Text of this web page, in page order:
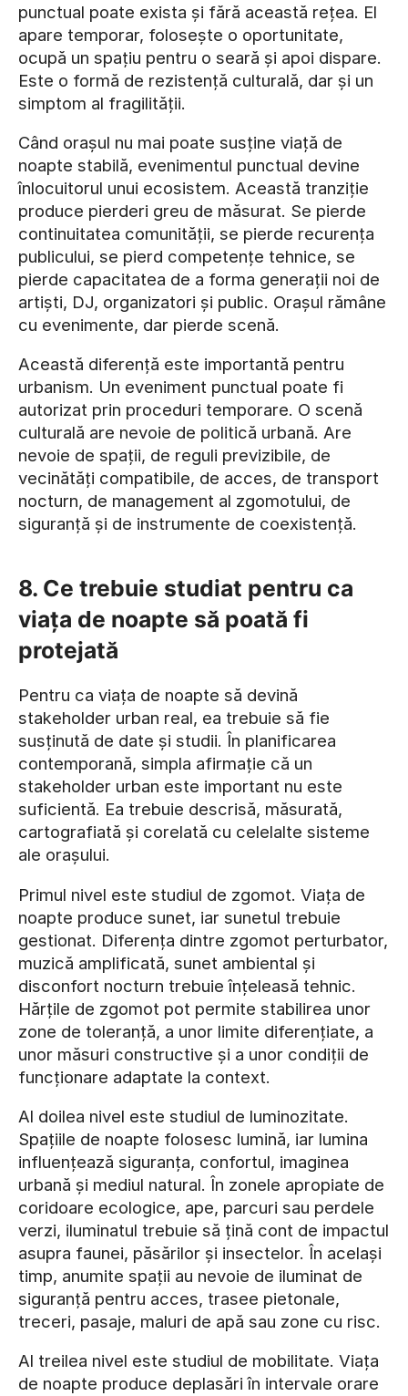
punctual poate exista și fără această rețea. El
apare temporar, folosește o oportunitate,
ocupă un spațiu pentru o seară și apoi dispare.
Este o formă de rezistență culturală, dar și un
simptom al fragilității.
Când orașul nu mai poate susține viață de
noapte stabilă, evenimentul punctual devine
înlocuitorul unui ecosistem. Această tranziție
produce pierderi greu de măsurat. Se pierde
continuitatea comunității, se pierde recurența
publicului, se pierd competențe tehnice, se
pierde capacitatea de a forma generații noi de
artiști, DJ, organizatori și public. Orașul rămâne
cu evenimente, dar pierde scenă.
Această diferență este importantă pentru
urbanism. Un eveniment punctual poate fi
autorizat prin proceduri temporare. O scenă
culturală are nevoie de politică urbană. Are
nevoie de spații, de reguli previzibile, de
vecinătăți compatibile, de acces, de transport
nocturn, de management al zgomotului, de
siguranță și de instrumente de coexistență.
8. Ce trebuie studiat pentru ca
viața de noapte să poată fi
protejată
Pentru ca viața de noapte să devină
stakeholder urban real, ea trebuie să fie
susținută de date și studii. În planificarea
contemporană, simpla afirmație că un
stakeholder urban este important nu este
suficientă. Ea trebuie descrisă, măsurată,
cartografiată și corelată cu celelalte sisteme
ale orașului.
Primul nivel este studiul de zgomot. Viața de
noapte produce sunet, iar sunetul trebuie
gestionat. Diferența dintre zgomot perturbator,
muzică amplificată, sunet ambiental și
disconfort nocturn trebuie înțeleasă tehnic.
Hărțile de zgomot pot permite stabilirea unor
zone de toleranță, a unor limite diferențiate, a
unor măsuri constructive și a unor condiții de
funcționare adaptate la context.
Al doilea nivel este studiul de luminozitate.
Spațiile de noapte folosesc lumină, iar lumina
influențează siguranța, confortul, imaginea
urbană și mediul natural. În zonele apropiate de
coridoare ecologice, ape, parcuri sau perdele
verzi, iluminatul trebuie să țină cont de impactul
asupra faunei, păsărilor și insectelor. În același
timp, anumite spații au nevoie de iluminat de
siguranță pentru acces, trasee pietonale,
treceri, pasaje, maluri de apă sau zone cu risc.
Al treilea nivel este studiul de mobilitate. Viața
de noapte produce deplasări în intervale orare